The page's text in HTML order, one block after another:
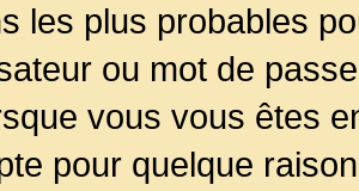
les plus probables
ou mot de
vous vous êtes
pour quelque